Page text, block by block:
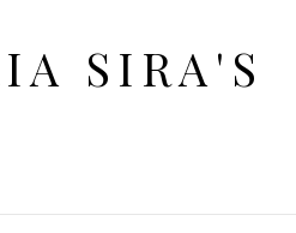
SIRA'S